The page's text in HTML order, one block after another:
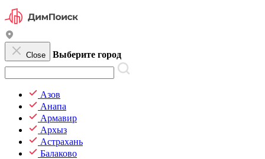
Close Выберите город
Азов
Анапа
Армавир
Архыз
Астрахань
Балаково